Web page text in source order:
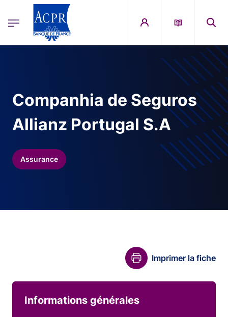
ACPR Menu Principal (French)
Companhia de Seguros
Allianz Portugal S.A
Assurance
Imprimer la fiche
Informations générales